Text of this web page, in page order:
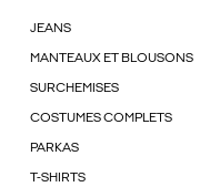
JEANS
MANTEAUX ET BLOUSONS
SURCHEMISES
COSTUMES COMPLETS
PARKAS
T-SHIRTS